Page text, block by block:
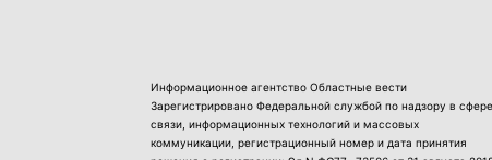
Информационное агентство Областные вести
Зарегистрировано Федеральной службой по надзору в сфере
связи, информационных технологий и массовых
коммуникации, регистрационный номер и дата принятия